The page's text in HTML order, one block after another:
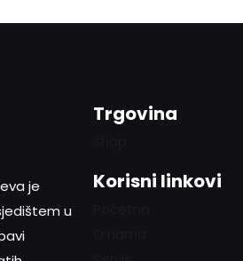
je
u
Trgovina
Korisni linkovi